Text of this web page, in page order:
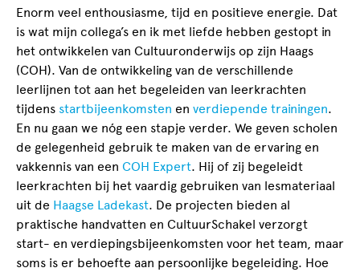
Enorm veel enthousiasme, tijd en positieve energie. Dat
is wat mijn collega’s en ik met liefde hebben gestopt in
het ontwikkelen van Cultuuronderwijs op zijn Haags
(COH). Van de ontwikkeling van de verschillende
leerlijnen tot aan het begeleiden van leerkrachten
tijdens startbijeenkomsten en verdiepende trainingen.
En nu gaan we nóg een stapje verder. We geven scholen
de gelegenheid gebruik te maken van de ervaring en
vakkennis van een COH Expert. Hij of zij begeleidt
leerkrachten bij het vaardig gebruiken van lesmateriaal
uit de Haagse Ladekast. De projecten bieden al
praktische handvatten en CultuurSchakel verzorgt
start- en verdiepingsbijeenkomsten voor het team, maar
soms is er behoefte aan persoonlijke begeleiding. Hoe